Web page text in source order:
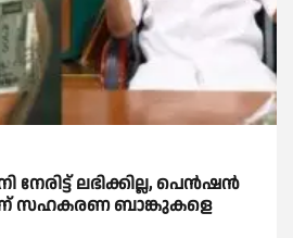
ലഭിക്കില്ല, പെൻഷൻ
സഹകരണ ബാങ്കുകളെ